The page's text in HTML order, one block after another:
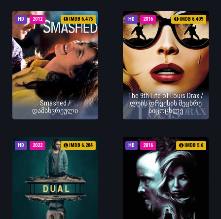
HD 2012 IMDB 6.475
Smashed /
დამსხვრეული
HD 2016 IMDB 6.409
The 9th Life of Louis Drax /
ლუის დრექსის მეცხრე
სიცოცხლე
HD 2022 IMDB 6.284 HD 2016 IMDB 5.6